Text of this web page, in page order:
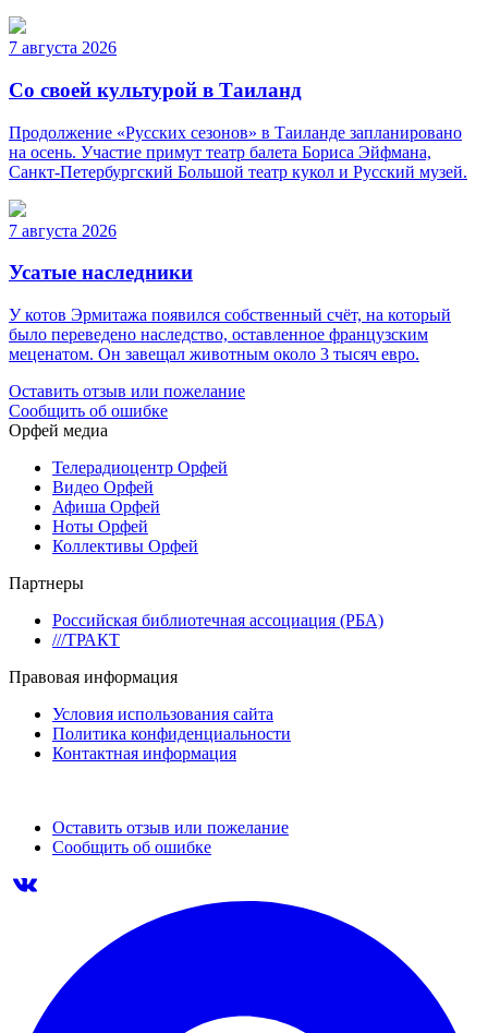
7 августа 2026
Со своей культурой в Таиланд
Продолжение «Русских сезонов» в Таиланде запланировано
на осень. Участие примут театр балета Бориса Эйфмана,
Санкт-Петербургский Большой театр кукол и Русский музей.
7 августа 2026
Усатые наследники
У котов Эрмитажа появился собственный счёт, на который
было переведено наследство, оставленное французским
меценатом. Он завещал животным около 3 тысяч евро.
Оставить отзыв или пожелание
Сообщить об ошибке
Орфей медиа
Телерадиоцентр Орфей
Видео Орфей
Афиша Орфей
Ноты Орфей
Коллективы Орфей
Партнеры
Российская библиотечная ассоциация (РБА)
///ТРАКТ
Правовая информация
Условия использования сайта
Политика конфиденциальности
Контактная информация
Оставить отзыв или пожелание
Сообщить об ошибке